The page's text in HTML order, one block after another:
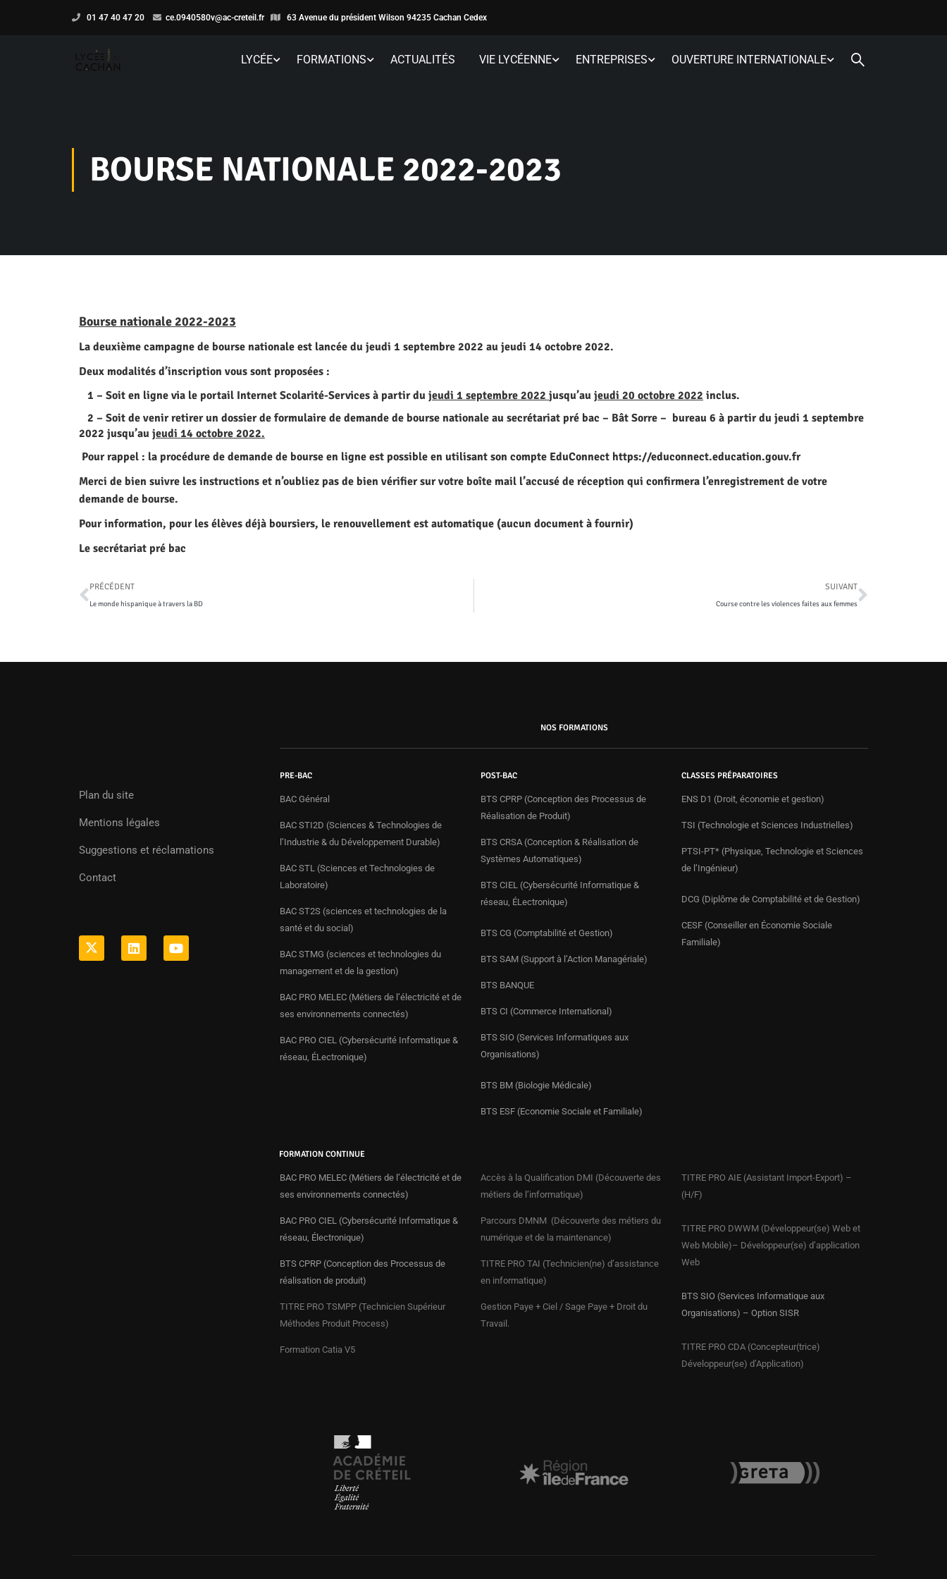
01 47 40 47 20 ce.0940580v@ac-creteil.fr 63 Avenue du président Wilson 94235 Cachan Cedex
LYCÉE FORMATIONS ACTUALITÉS VIE LYCÉENNE ENTREPRISES OUVERTURE INTERNATIONALE
BOURSE NATIONALE 2022-2023
Bourse nationale 2022-2023
La deuxième campagne de bourse nationale est lancée du jeudi 1 septembre 2022 au jeudi 14 octobre 2022.
Deux modalités d’inscription vous sont proposées :
1 – Soit en ligne via le portail Internet Scolarité-Services à partir du jeudi 1 septembre 2022 jusqu’au jeudi 20 octobre 2022 inclus.
2 – Soit de venir retirer un dossier de formulaire de demande de bourse nationale au secrétariat pré bac – Bât Sorre – bureau 6 à partir du jeudi 1 septembre
2022 jusqu’au jeudi 14 octobre 2022.
Pour rappel : la procédure de demande de bourse en ligne est possible en utilisant son compte EduConnect https://educonnect.education.gouv.fr
Merci de bien suivre les instructions et n’oubliez pas de bien vérifier sur votre boîte mail l’accusé de réception qui confirmera l’enregistrement de votre
demande de bourse.
Pour information, pour les élèves déjà boursiers, le renouvellement est automatique (aucun document à fournir)
Le secrétariat pré bac
PRÉCÉDENT
Le monde hispanique à travers la BD
SUIVANT
Course contre les violences faites aux femmes
NOS FORMATIONS
Plan du site
Mentions légales
Suggestions et réclamations
Contact
PRE-BAC
BAC Général
BAC STI2D (Sciences & Technologies de
l’Industrie & du Développement Durable)
BAC STL (Sciences et Technologies de
Laboratoire)
BAC ST2S (sciences et technologies de la
santé et du social)
BAC STMG (sciences et technologies du
management et de la gestion)
BAC PRO MELEC (Métiers de l’électricité et de
ses environnements connectés)
BAC PRO CIEL (Cybersécurité Informatique &
réseau, ÉLectronique)
POST-BAC
BTS CPRP (Conception des Processus de
Réalisation de Produit)
BTS CRSA (Conception & Réalisation de
Systèmes Automatiques)
BTS CIEL (Cybersécurité Informatique &
réseau, ÉLectronique)
BTS CG (Comptabilité et Gestion)
BTS SAM (Support à l’Action Managériale)
BTS BANQUE
BTS CI (Commerce International)
BTS SIO (Services Informatiques aux
Organisations)
BTS BM (Biologie Médicale)
BTS ESF (Economie Sociale et Familiale)
CLASSES PRÉPARATOIRES
ENS D1 (Droit, économie et gestion)
TSI (Technologie et Sciences Industrielles)
PTSI-PT* (Physique, Technologie et Sciences
de l’Ingénieur)
DCG (Diplôme de Comptabilité et de Gestion)
CESF (Conseiller en Économie Sociale
Familiale)
FORMATION CONTINUE
BAC PRO MELEC (Métiers de l’électricité et de
ses environnements connectés)
BAC PRO CIEL (Cybersécurité Informatique &
réseau, Électronique)
BTS CPRP (Conception des Processus de
réalisation de produit)
TITRE PRO TSMPP (Technicien Supérieur
Méthodes Produit Process)
Formation Catia V5
Accès à la Qualification DMI (Découverte des
métiers de l’informatique)
Parcours DMNM (Découverte des métiers du
numérique et de la maintenance)
TITRE PRO TAI (Technicien(ne) d’assistance
en informatique)
Gestion Paye + Ciel / Sage Paye + Droit du
Travail.
TITRE PRO AIE (Assistant Import-Export) –
(H/F)
TITRE PRO DWWM (Développeur(se) Web et
Web Mobile)– Développeur(se) d’application
Web
BTS SIO (Services Informatique aux
Organisations) – Option SISR
TITRE PRO CDA (Concepteur(trice)
Développeur(se) d’Application)